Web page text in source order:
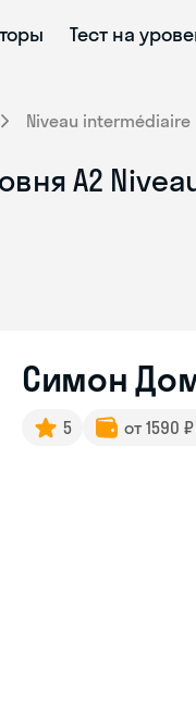
Тест на
Niveau intermédiaire
A2
Симон
5 от 1590